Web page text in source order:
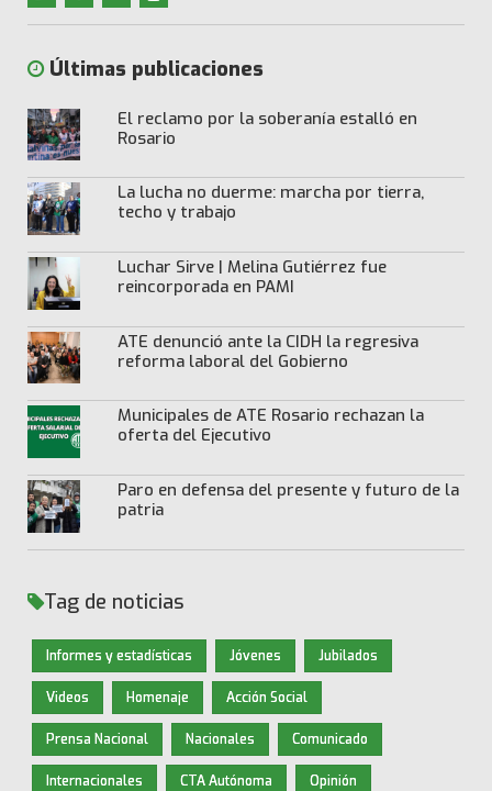
Últimas publicaciones
El reclamo por la soberanía estalló en
Rosario
La lucha no duerme: marcha por tierra,
techo y trabajo
Luchar Sirve | Melina Gutiérrez fue
reincorporada en PAMI
ATE denunció ante la CIDH la regresiva
reforma laboral del Gobierno
Municipales de ATE Rosario rechazan la
oferta del Ejecutivo
Paro en defensa del presente y futuro de la
patria
Tag de noticias
Informes y estadísticas Jóvenes Jubilados
Videos Homenaje Acción Social
Prensa Nacional Nacionales Comunicado
Internacionales CTA Autónoma Opinión